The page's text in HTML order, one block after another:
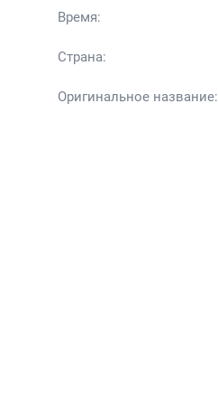
Время:
Страна:
Оригинальное название: